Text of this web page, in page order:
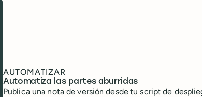
AUTOMATIZAR
Automatiza las partes aburridas
Publica una nota de versión desde tu script de